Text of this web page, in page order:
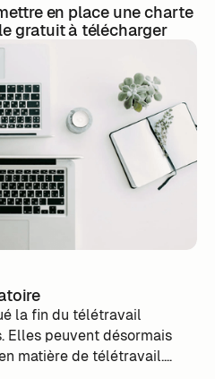
en place une charte
gratuit à télécharger
la fin du télétravail
Elles peuvent désormais
matière de télétravail.